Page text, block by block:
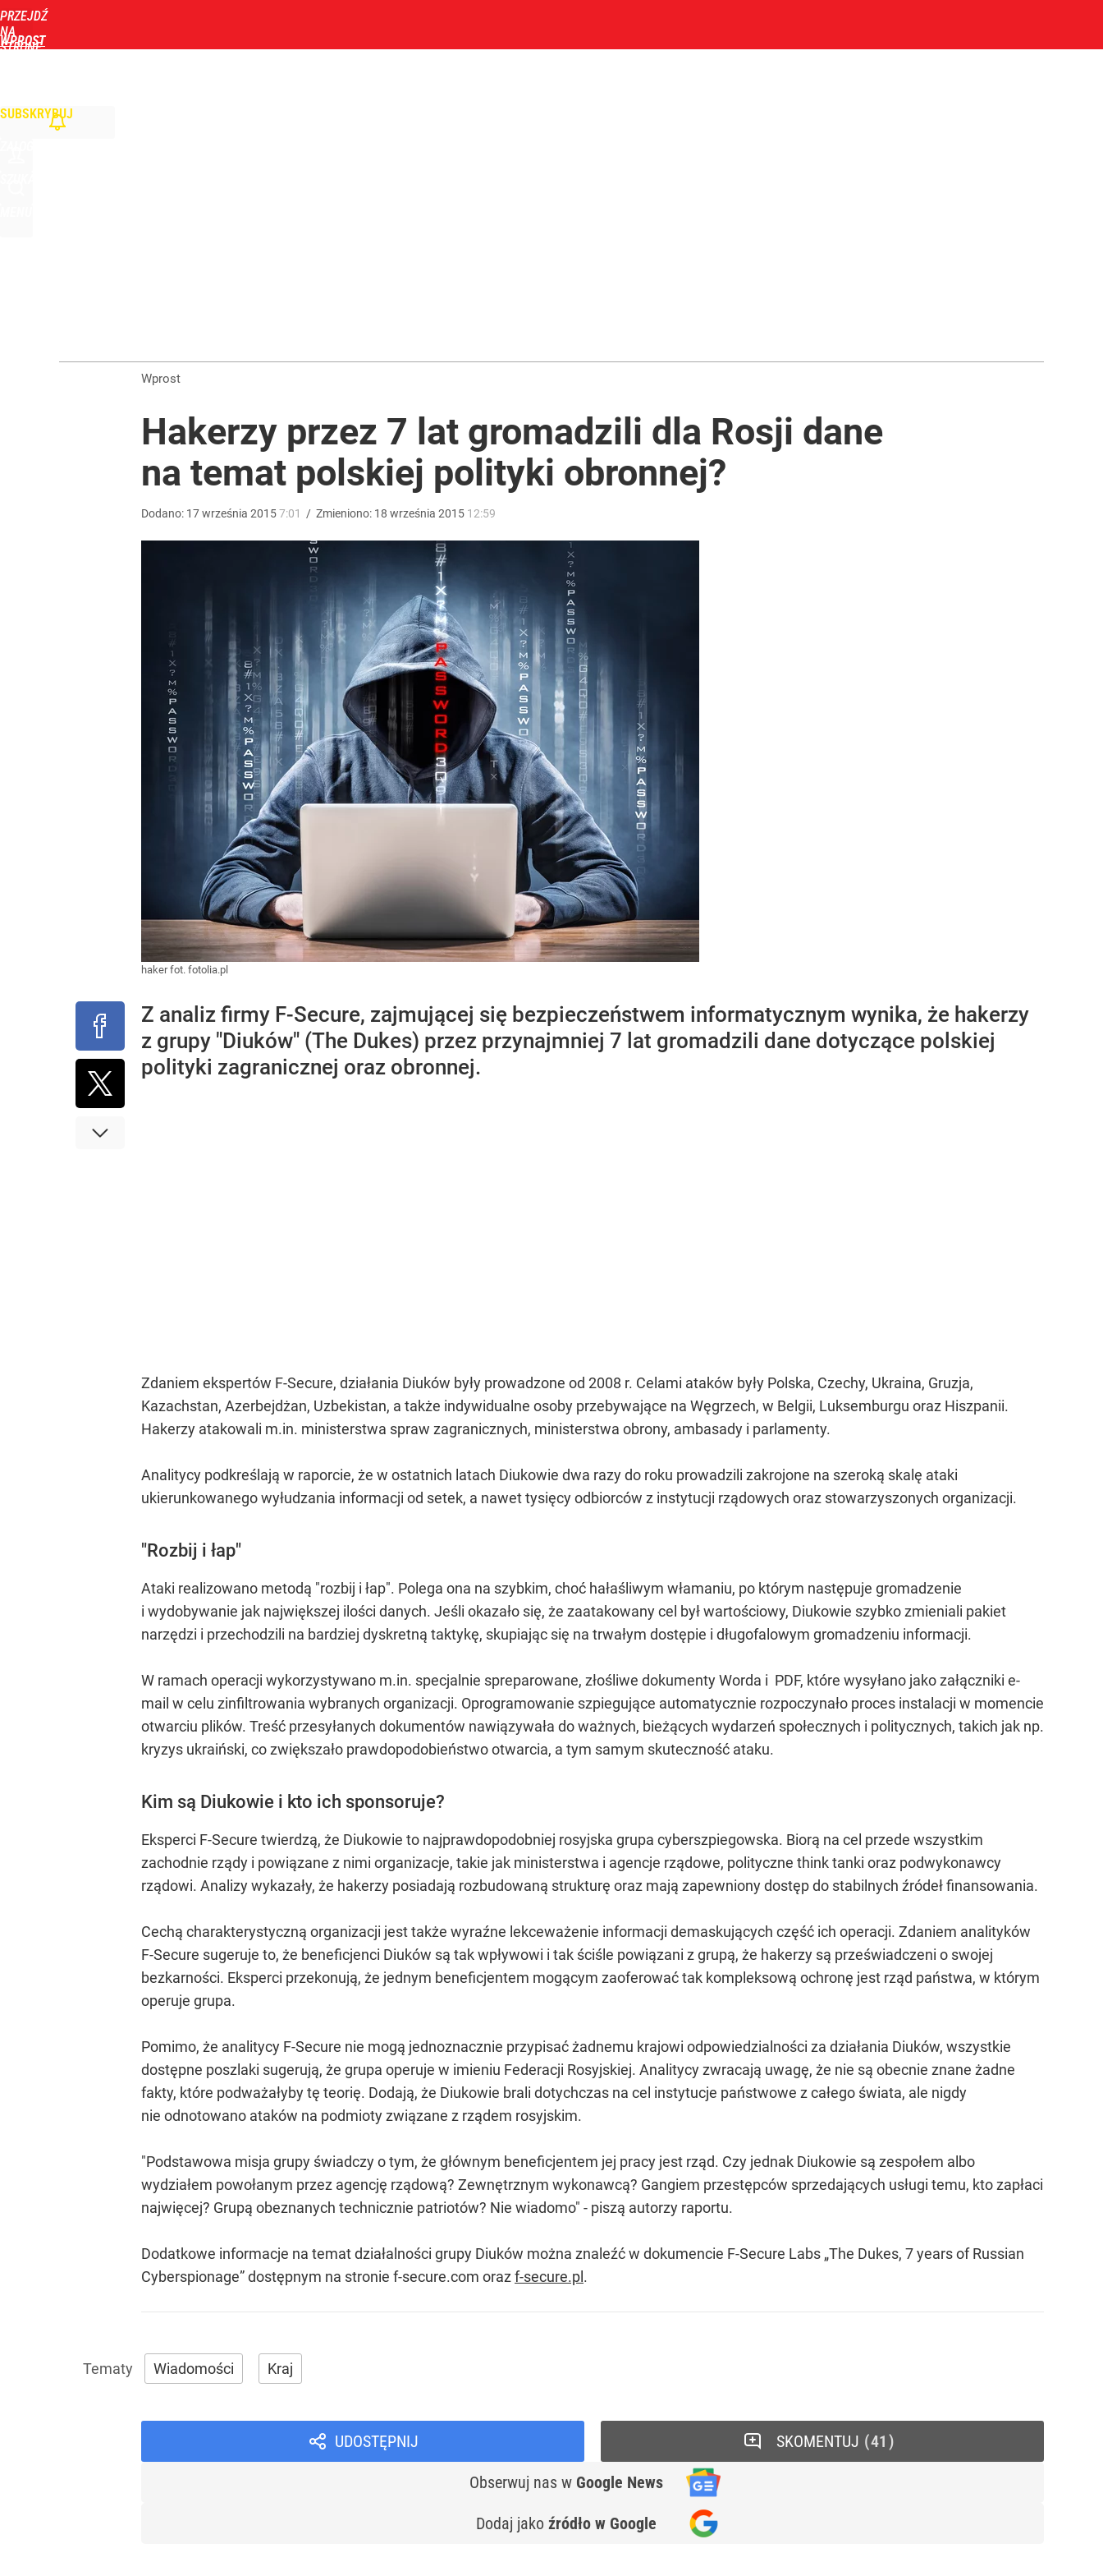
PRZEJDŹ
NA
STRONĘ
WPROST
SUBSKRYBUJ
Wprost
Hakerzy przez 7 lat gromadzili dla Rosji dane
na temat polskiej polityki obronnej?
Dodano: 17września 20157:01 / Zmieniono: 18 września 2015 12:59
haker fot. fotolia.pl
Z analiz firmy F-Secure, zajmującej się bezpieczeństwem informatycznym wynika, że hakerzy
z grupy "Diuków" (The Dukes) przez przynajmniej 7 lat gromadzili dane dotyczące polskiej
polityki zagranicznej oraz obronnej.
Zdaniem ekspertów F-Secure, działania Diuków były prowadzone od 2008 r. Celami ataków były Polska, Czechy, Ukraina, Gruzja,
Kazachstan, Azerbejdżan, Uzbekistan, a także indywidualne osoby przebywające na Węgrzech, w Belgii, Luksemburgu oraz Hiszpanii.
Hakerzy atakowali m.in. ministerstwa spraw zagranicznych, ministerstwa obrony, ambasady i parlamenty.
Analitycy podkreślają w raporcie, że w ostatnich latach Diukowie dwa razy do roku prowadzili zakrojone na szeroką skalę ataki
ukierunkowanego wyłudzania informacji od setek, a nawet tysięcy odbiorców z instytucji rządowych oraz stowarzyszonych organizacji.
"Rozbij i łap"
Ataki realizowano metodą "rozbij i łap". Polega ona na szybkim, choć hałaśliwym włamaniu, po którym następuje gromadzenie
i wydobywanie jak największej ilości danych. Jeśli okazało się, że zaatakowany cel był wartościowy, Diukowie szybko zmieniali pakiet
narzędzi i przechodzili na bardziej dyskretną taktykę, skupiając się na trwałym dostępie i długofalowym gromadzeniu informacji.
W ramach operacji wykorzystywano m.in. specjalnie spreparowane, złośliwe dokumenty Worda i PDF, które wysyłano jako załączniki e-
mail w celu zinfiltrowania wybranych organizacji. Oprogramowanie szpiegujące automatycznie rozpoczynało proces instalacji w momencie
otwarciu plików. Treść przesyłanych dokumentów nawiązywała do ważnych, bieżących wydarzeń społecznych i politycznych, takich jak np.
kryzys ukraiński, co zwiększało prawdopodobieństwo otwarcia, a tym samym skuteczność ataku.
Kim są Diukowie i kto ich sponsoruje?
Eksperci F-Secure twierdzą, że Diukowie to najprawdopodobniej rosyjska grupa cyberszpiegowska. Biorą na cel przede wszystkim
zachodnie rządy i powiązane z nimi organizacje, takie jak ministerstwa i agencje rządowe, polityczne think tanki oraz podwykonawcy
rządowi. Analizy wykazały, że hakerzy posiadają rozbudowaną strukturę oraz mają zapewniony dostęp do stabilnych źródeł finansowania.
Cechą charakterystyczną organizacji jest także wyraźne lekceważenie informacji demaskujących część ich operacji. Zdaniem analityków
F-Secure sugeruje to, że beneficjenci Diuków są tak wpływowi i tak ściśle powiązani z grupą, że hakerzy są przeświadczeni o swojej
bezkarności. Eksperci przekonują, że jednym beneficjentem mogącym zaoferować tak kompleksową ochronę jest rząd państwa, w którym
operuje grupa.
Pomimo, że analitycy F-Secure nie mogą jednoznacznie przypisać żadnemu krajowi odpowiedzialności za działania Diuków, wszystkie
dostępne poszlaki sugerują, że grupa operuje w imieniu Federacji Rosyjskiej. Analitycy zwracają uwagę, że nie są obecnie znane żadne
fakty, które podważałyby tę teorię. Dodają, że Diukowie brali dotychczas na cel instytucje państwowe z całego świata, ale nigdy
nie odnotowano ataków na podmioty związane z rządem rosyjskim.
"Podstawowa misja grupy świadczy o tym, że głównym beneficjentem jej pracy jest rząd. Czy jednak Diukowie są zespołem albo
wydziałem powołanym przez agencję rządową? Zewnętrznym wykonawcą? Gangiem przestępców sprzedających usługi temu, kto zapłaci
najwięcej? Grupą obeznanych technicznie patriotów? Nie wiadomo" - piszą autorzy raportu.
Dodatkowe informacje na temat działalności grupy Diuków można znaleźć w dokumencie F-Secure Labs „The Dukes, 7 years of Russian
Cyberspionage” dostępnym na stronie f-secure.com orazf-secure.pl .
Wiadomości Kraj
UDOSTĘPNIJ
Obserwuj nas w Google News
Dodaj jako źródło w Google
SKOMENTUJ 41